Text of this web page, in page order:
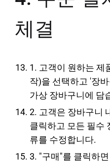
체결
1. 고객이 원하는 제
작)을 선택하고 '장
가상 장바구니에 담
2. 고객은 장바구니
클릭하고 모든 필수
류를 수정합니다.
3. "구매"를 클릭하